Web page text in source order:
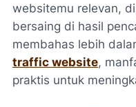
websitemu relevan,
bersaing di hasil
membahas lebih
traffic website,
praktis untuk